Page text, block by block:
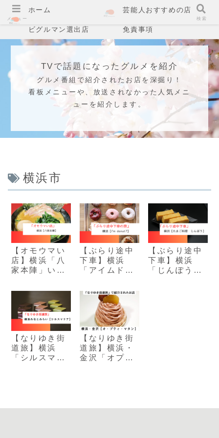
ホーム 芸能人おすすめの店
ビグルマン選出店 免責事項
TVで話題になったグルメを紹介
グルメ番組で紹介されたお店を深掘り！
看板メニューや、放送されなかった人気メニ
ューを紹介します。
横浜市
【オモウマい
店】横浜「八
家本陣」いつ
ラーメン店主
【ぶらり途中
下車】横浜
「アイムドー
の生ドーナツ
専門店
【ぶらり途中
下車】横浜
「じんぽう」
【なりゆき街
道旅】横浜
「シルスマリ
【なりゆき街
道旅】横浜・
金沢「オプテ
メニュー 検索